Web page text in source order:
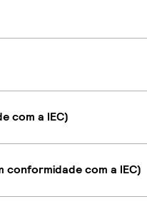
com a IEC)
conformidade com a IEC)